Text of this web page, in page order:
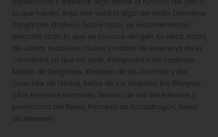
lo que hacen. Aquí nos valdría algo del estilo Daenerys
Targaryen Khaleesi. Sobre todo, se recomienda no
describir todo lo que se conoce del gen. Es decir, nada
de utilizar todos los títulos y hablar de Daenerys de la
Tormenta, La que no arde, Rompedora de cadenas,
Madre de Dragones, Khaleesi de los Dothraki y del
Gran Mar de Hierba, Reina de los Ándalos, los Rhoynar
y los Primeros Hombres, Señora de los Siete Reinos y
protectora del Reino, Princesa de Rocadragón, Reina
de Meereen.